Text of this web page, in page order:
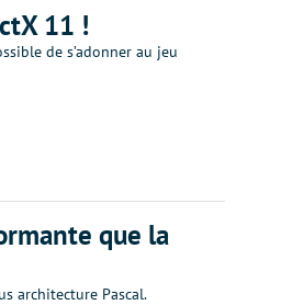
11 !
de s’adonner au jeu
que la
architecture Pascal.